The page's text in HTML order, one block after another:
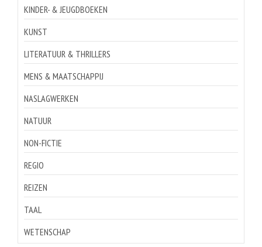
KINDER- & JEUGDBOEKEN
KUNST
LITERATUUR & THRILLERS
MENS & MAATSCHAPPIJ
NASLAGWERKEN
NATUUR
NON-FICTIE
REGIO
REIZEN
TAAL
WETENSCHAP